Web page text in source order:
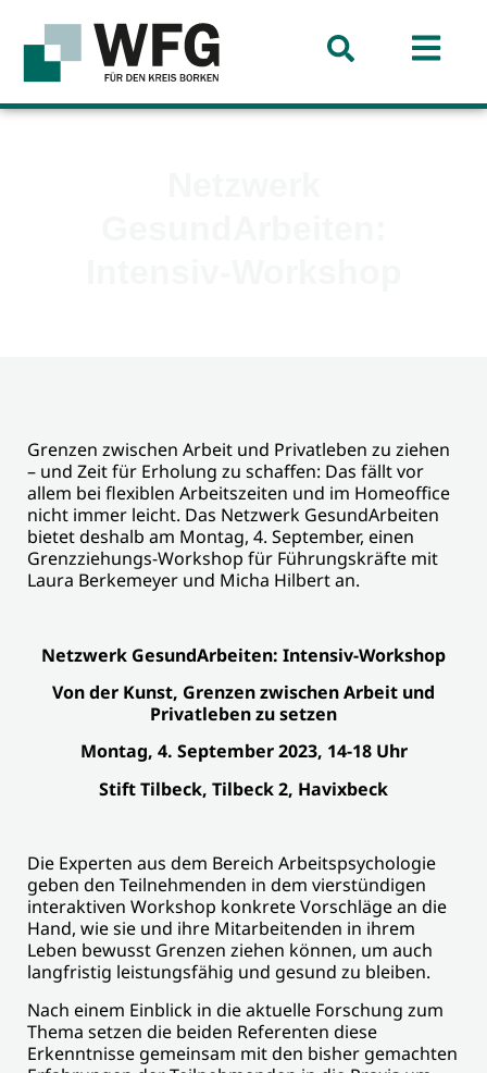
Grenzen zwischen Arbeit und Privatleben zu ziehen
– und Zeit für Erholung zu schaffen: Das fällt vor
allem bei flexiblen Arbeitszeiten und im Homeoffice
nicht immer leicht. Das Netzwerk GesundArbeiten
bietet deshalb am Montag, 4. September, einen
Grenzziehungs-Workshop für Führungskräfte mit
Laura Berkemeyer und Micha Hilbert an.
Netzwerk GesundArbeiten: Intensiv-Workshop
Von der Kunst, Grenzen zwischen Arbeit und
Privatleben zu setzen
Montag, 4. September 2023, 14-18 Uhr
Stift Tilbeck, Tilbeck 2, Havixbeck
Die Experten aus dem Bereich Arbeitspsychologie
geben den Teilnehmenden in dem vierstündigen
interaktiven Workshop konkrete Vorschläge an die
Hand, wie sie und ihre Mitarbeitenden in ihrem
Leben bewusst Grenzen ziehen können, um auch
langfristig leistungsfähig und gesund zu bleiben.
Nach einem Einblick in die aktuelle Forschung zum
Thema setzen die beiden Referenten diese
Erkenntnisse gemeinsam mit den bisher gemachten